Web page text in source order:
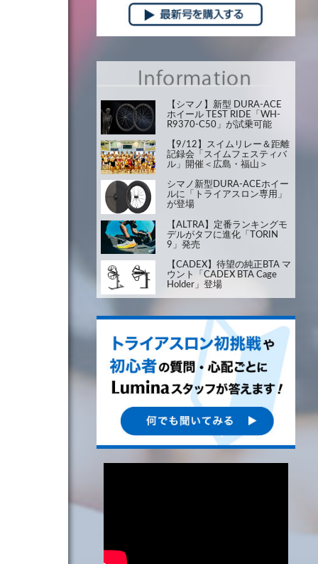
【シマノ】新型 DURA-ACE
ホイール TEST RIDE「WH-
R9370-C50」が試乗可能
【9/12】スイムリレー＆距離
記録会「スイムフェスティバ
ル」開催＜広島・福山＞
シマノ新型DURA-ACEホイー
ルに「トライアスロン専用」
が登場
【ALTRA】定番ランキングモ
デルがタフに進化「TORIN
9」発売
【CADEX】待望の純正BTA マ
ウント「CADEX BTA Cage
Holder」登場